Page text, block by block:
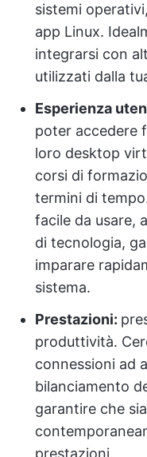
sistemi
app Linux.
integrarsi con
utilizzati dalla
Esperienza
poter accedere
loro desktop
corsi di
termini di
facile da usare,
di tecnologia,
imparare
sistema.
Prestazioni:
produttività.
connessioni ad
bilanciamento
garantire che
prestazioni.